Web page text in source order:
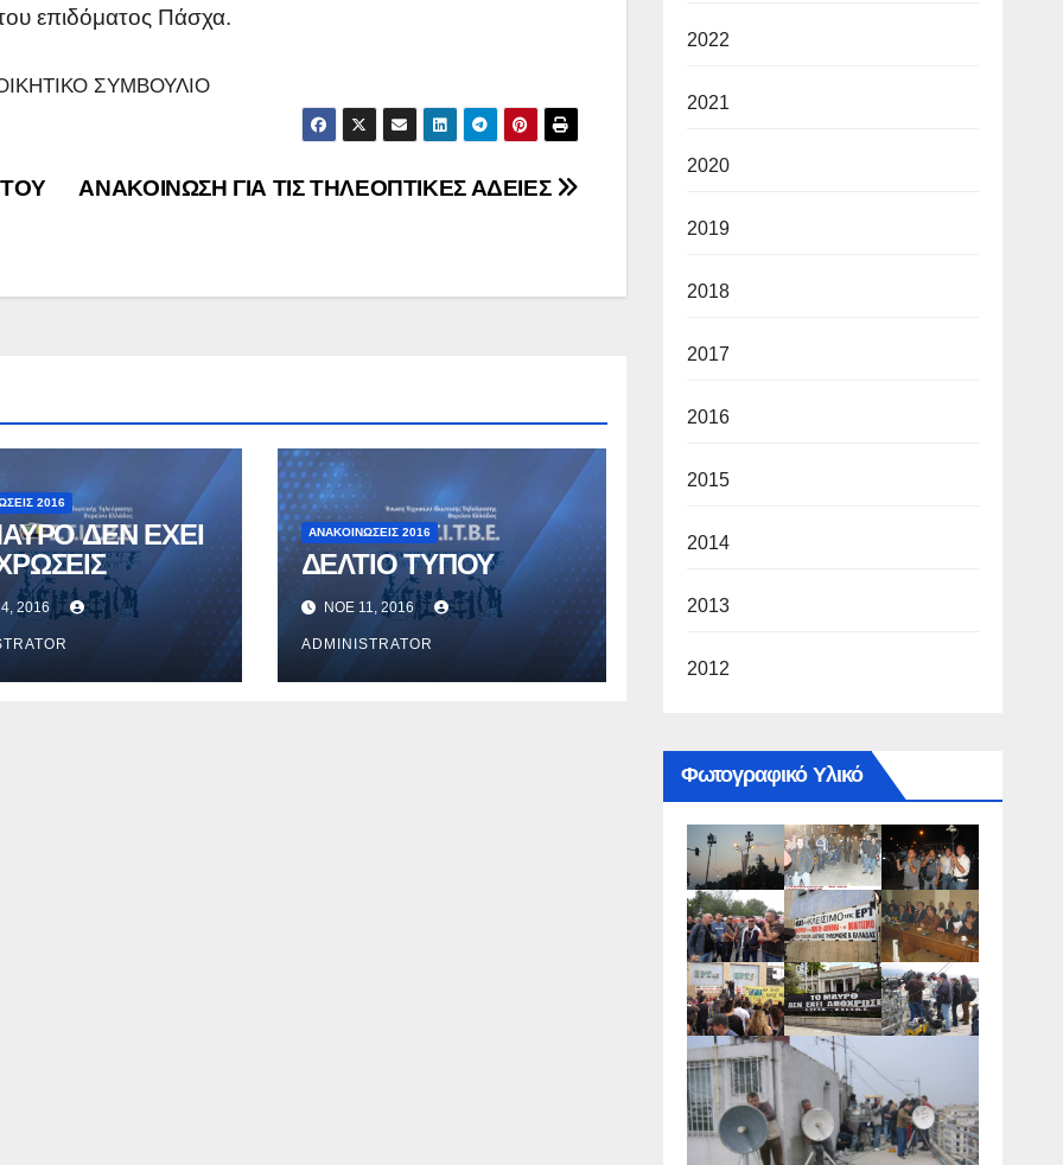
επιδόματος Πάσχα.
ΣΥΜΒΟΥΛΙΟ
ΑΝΑΚΟΙΝΩΣΗ ΓΙΑ ΤΙΣ ΤΗΛΕΟΠΤΙΚΕΣ ΑΔΕΙΕΣ
2016
ΔΕΝ ΕΧΕΙ
2016
ΑΝΑΚΟΙΝΏΣΕΙΣ 2016
ΔΕΛΤΙΟ ΤΥΠΟΥ
ΝΟΈ 11, 2016
ADMINISTRATOR
2022
2021
2020
2019
2018
2017
2016
2015
2014
2013
2012
Φωτογραφικό Υλικό